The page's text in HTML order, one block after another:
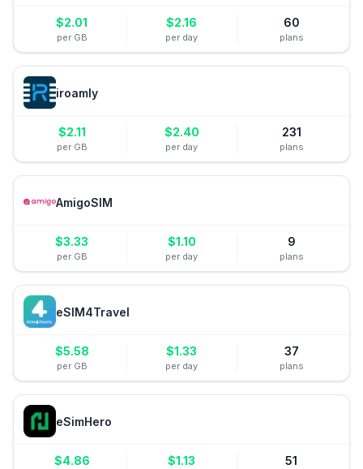
$2.01
per GB
$2.16
per day
60
plans
iroamly
$2.11
per GB
$2.40
per day
231
plans
AmigoSIM
$3.33
per GB
$1.10
per day
9
plans
eSIM4Travel
$5.58
per GB
$1.33
per day
37
plans
eSimHero
$4.86 $1.13 51